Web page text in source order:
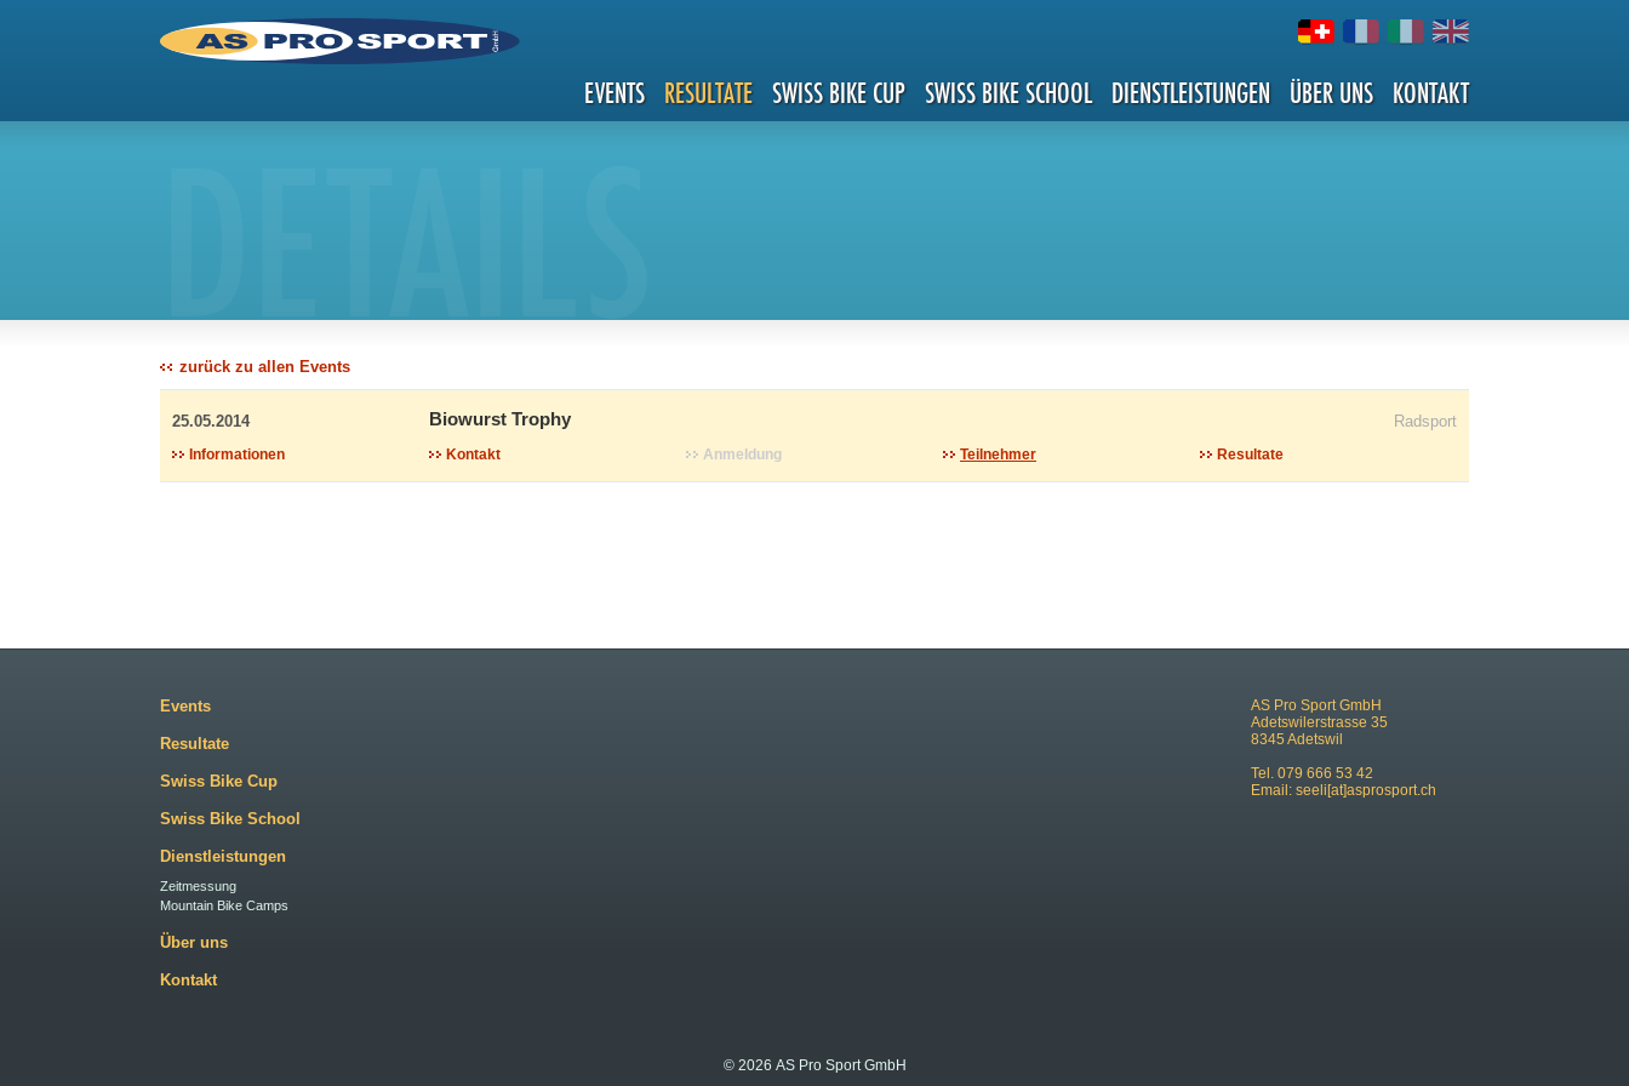
EVENTS RESULTATE SWISS BIKE CUP SWISS BIKE SCHOOL DIENSTLEISTUNGEN ÜBER UNS KONTAKT
zurück zu allen Events
25.05.2014 Radsport
Biowurst Trophy
Informationen Kontakt Anmeldung Teilnehmer Resultate
AS Pro Sport GmbH
Adetswilerstrasse 35
8345 Adetswil
Tel. 079 666 53 42
Email: seeli[at]asprosport.ch
Events
Resultate
Swiss Bike Cup
Swiss Bike School
Dienstleistungen
Zeitmessung
Mountain Bike Camps
Über uns
Kontakt
© 2026 AS Pro Sport GmbH